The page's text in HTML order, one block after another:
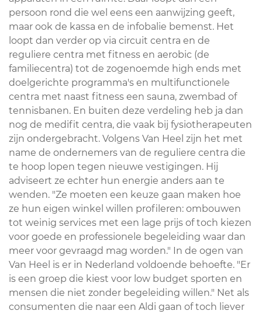
persoon rond die wel eens een aanwijzing geeft,
maar ook de kassa en de infobalie bemenst. Het
loopt dan verder op via circuit centra en de
reguliere centra met fitness en aerobic (de
familiecentra) tot de zogenoemde high ends met
doelgerichte programma's en multifunctionele
centra met naast fitness een sauna, zwembad of
tennisbanen. En buiten deze verdeling heb ja dan
nog de medifit centra, die vaak bij fysiotherapeuten
zijn ondergebracht. Volgens Van Heel zijn het met
name de ondernemers van de reguliere centra die
te hoop lopen tegen nieuwe vestigingen. Hij
adviseert ze echter hun energie anders aan te
wenden. "Ze moeten een keuze gaan maken hoe
ze hun eigen winkel willen profileren: ombouwen
tot weinig services met een lage prijs of toch kiezen
voor goede en professionele begeleiding waar dan
meer voor gevraagd mag worden." In de ogen van
Van Heel is er in Nederland voldoende behoefte. "Er
is een groep die kiest voor low budget sporten en
mensen die niet zonder begeleiding willen." Net als
consumenten die naar een Aldi gaan of toch liever